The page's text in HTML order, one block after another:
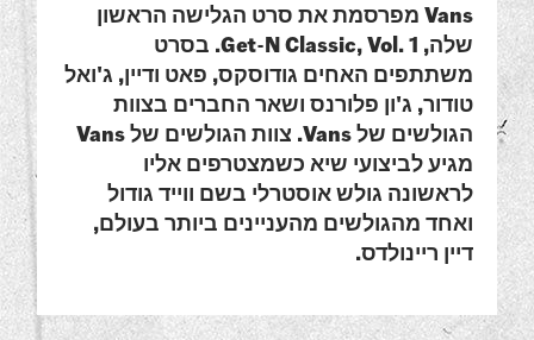
Vans מפרסמת את סרט הגלישה הראשון
שלה, Get-N Classic, Vol. 1. בסרט
משתתפים האחים גודוסקס, פאט ודיין, ג'ואל
טודור, ג'ון פלורנס ושאר החברים בצוות
הגולשים של Vans. צוות הגולשים של Vans
מגיע לביצועי שיא כשמצטרפים אליו
לראשונה גולש אוסטרלי בשם ווייד גודול
ואחד מהגולשים מהעניינים ביותר בעולם,
דיין ריינולדס.